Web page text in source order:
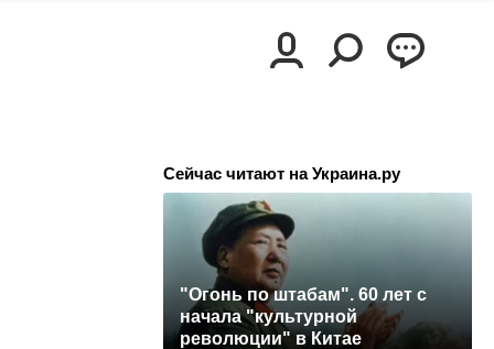
Сейчас читают на Украина.ру
"Огонь по штабам". 60 лет с
начала "культурной
революции" в Китае